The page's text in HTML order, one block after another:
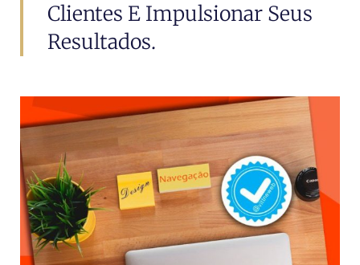
Clientes E Impulsionar Seus
Resultados.